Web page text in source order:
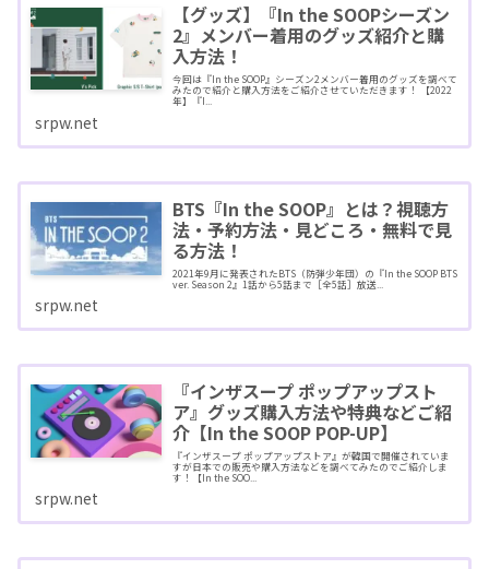
【グッズ】『In the SOOPシーズン
2』メンバー着用のグッズ紹介と購
入方法！
今回は『In the SOOP』シーズン2メンバー着用のグッズを調べて
みたので紹介と購入方法をご紹介させていただきます！ 【2022
年】『I...
srpw.net
BTS『In the SOOP』とは？視聴方
法・予約方法・見どころ・無料で見
る方法！
2021年9月に発表されたBTS（防弾少年団）の『In the SOOP BTS
ver. Season 2』1話から5話まで［全5話］放送...
srpw.net
『インザスープ ポップアップスト
ア』グッズ購入方法や特典などご紹
介【In the SOOP POP-UP】
『インザスープ ポップアップストア』が韓国で開催されていま
すが日本での販売や購入方法などを調べてみたのでご紹介しま
す！【In the SOO...
srpw.net